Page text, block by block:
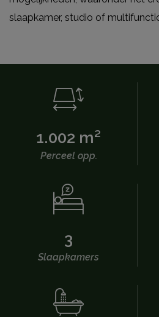
slaapkamer, studio of
1.002 m²
Perceel opp.
3
Slaapkamers